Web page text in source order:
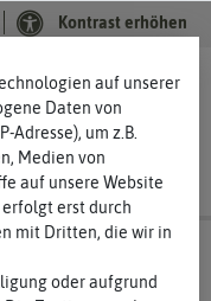
Kontrast erhöhen
0 0
auf unserer
Daten von
Adresse), um z.B.
Medien von
auf unsere Website
erst durch
mit Dritten, die wir in
oder aufgrund